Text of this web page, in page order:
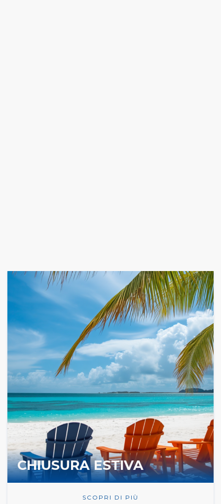
CHIUSURA ESTIVA
SCOPRI DI PIÙ